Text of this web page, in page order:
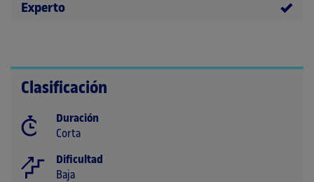
Experto
Clasificación
Duración
Corta
Dificultad
Baja